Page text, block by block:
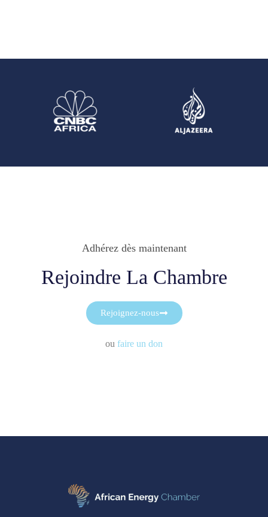
Adhérez dès maintenant
Rejoindre La Chambre
Rejoignez-nous
ou faire un don